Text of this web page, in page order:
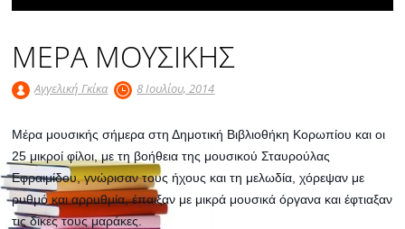
ΜΕΡΑ ΜΟΥΣΙΚΗΣ
Αγγελική Γκίκα 8 Ιουλίου, 2014
Μέρα μουσικής σήμερα στη Δημοτική Βιβλιοθήκη Κορωπίου και οι
25 μικροί φίλοι, με τη βοήθεια της μουσικού Σταυρούλας
Εφραιμίδου, γνώρισαν τους ήχους και τη μελωδία, χόρεψαν με
ρυθμό και αρρυθμία, έπαιξαν με μικρά μουσικά όργανα και έφτιαξαν
τις δικές τους μαράκες.